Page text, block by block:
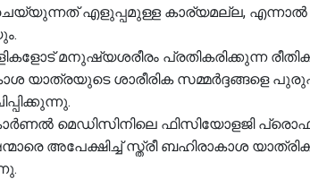
എളുപ്പമുള്ള കാര്യമല്ല, എന്നാൽ
മനുഷ്യശരീരം പ്രതികരിക്കുന്ന
യാത്രയുടെ ശാരീരിക സമ്മർദ്ദങ്ങളെ
മെഡിസിനിലെ ഫിസിയോളജി
അപേക്ഷിച്ച് സ്ത്രീ ബഹിരാകാശ